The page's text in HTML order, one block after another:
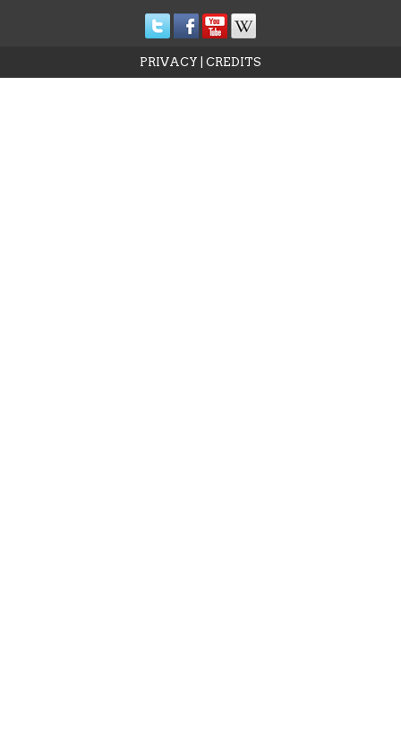
PRIVACY CREDITS